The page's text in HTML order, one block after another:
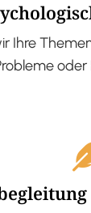
Ihre